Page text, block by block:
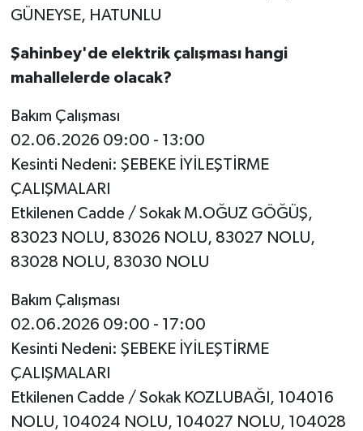
GÜNEYSE, HATUNLU
Şahinbey'de elektrik çalışması hangi
mahallelerde olacak?
Bakım Çalışması
02.06.2026 09:00 - 13:00
Kesinti Nedeni: ŞEBEKE İYİLEŞTİRME
ÇALIŞMALARI
Etkilenen Cadde / Sokak M.OĞUZ GÖĞÜŞ,
83023 NOLU, 83026 NOLU, 83027 NOLU,
83028 NOLU, 83030 NOLU
Bakım Çalışması
02.06.2026 09:00 - 17:00
Kesinti Nedeni: ŞEBEKE İYİLEŞTİRME
ÇALIŞMALARI
Etkilenen Cadde / Sokak KOZLUBAĞI, 104016
NOLU, 104024 NOLU, 104027 NOLU, 104028